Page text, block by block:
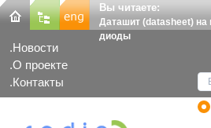
Вы читаете:
Даташит (datasheet) на
диоды
Новости
О проекте
Контакты